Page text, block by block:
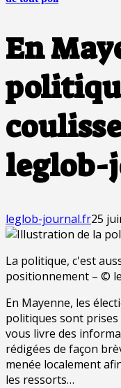
En
leglob-journal.fr25
La politique, c'est
positionnement – ©
En Mayenne, les
politiques sont
vous livre des
rédigées de façon
menée localement
les ressorts…